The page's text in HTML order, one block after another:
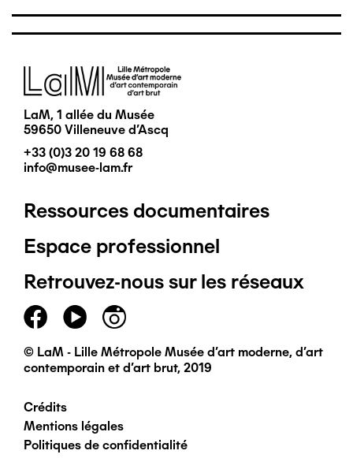
Image
LaM, 1 allée du Musée
59650 Villeneuve d'Ascq
+33 (0)3 20 19 68 68
info@musee-lam.fr
Pied
de
page
principal
Ressources documentaires
Espace professionnel
Retrouvez-nous sur les réseaux
© LaM - Lille Métropole Musée d'art moderne, d'art
contemporain et d'art brut, 2019
Pied
Crédits
Mentions légales
Politiques de confidentialité